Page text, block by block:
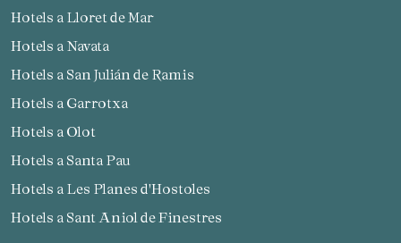
Hotels a Lloret de Mar
Hotels a Navata
Hotels a San Julián de Ramis
Hotels a Garrotxa
Hotels a Olot
Hotels a Santa Pau
Hotels a Les Planes d'Hostoles
Hotels a Sant Aniol de Finestres